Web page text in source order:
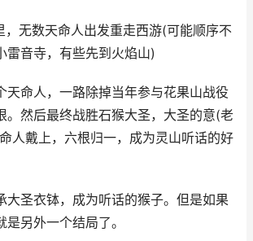
无数天命人出发重走西游(可能顺序不
雷音寺，有些先到火焰山)
天命人，一路除掉当年参与花果山战役
。然后最终战胜石猴大圣，大圣的意(老
人戴上，六根归一，成为灵山听话的好
大圣衣钵，成为听话的猴子。但是如果
另外一个结局了。